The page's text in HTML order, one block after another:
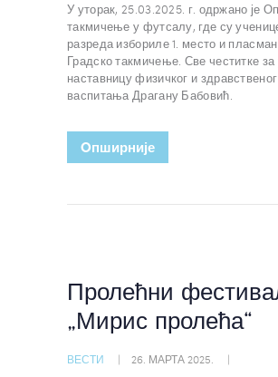
У уторак, 25.03.2025. г. одржано је
такмичење у футсалу, где су
разреда избориле 1. место и
Градско такмичење. Све честитке
наставницу физичког и здравственог
васпитања Драгану Бабовић.
Oпширније
Пролећни
„Мирис пролећа“
ВЕСТИ 26. МАРТА 2025.